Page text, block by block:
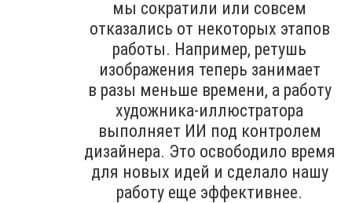
мы сократили или совсем
отказались от некоторых этапов
работы. Например, ретушь
изображения теперь занимает
в разы меньше времени, а работу
художника-иллюстратора
выполняет ИИ под контролем
дизайнера. Это освободило время
для новых идей и сделало нашу
работу еще эффективнее.